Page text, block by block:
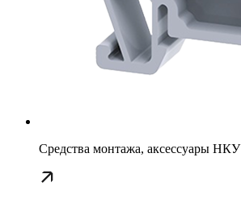
Средства монтажа, аксессуары НКУ